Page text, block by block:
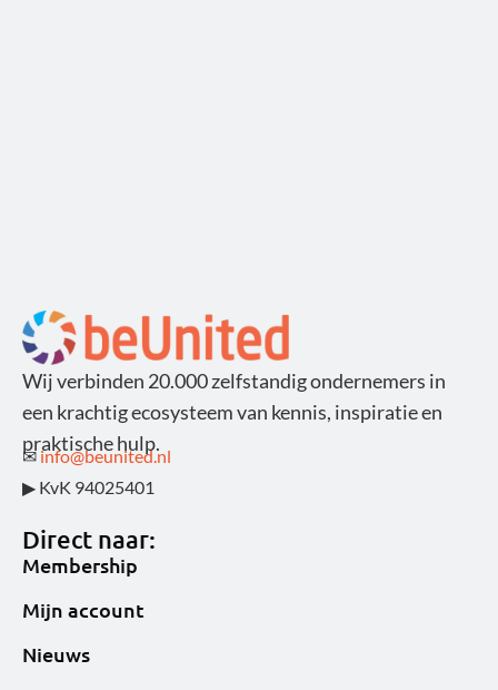
Wij verbinden 20.000 zelfstandig ondernemers in
een krachtig ecosysteem van kennis, inspiratie en
praktische hulp.
✉ info@beunited.nl
▶ KvK 94025401
Direct naar:
Membership
Mijn account
Nieuws